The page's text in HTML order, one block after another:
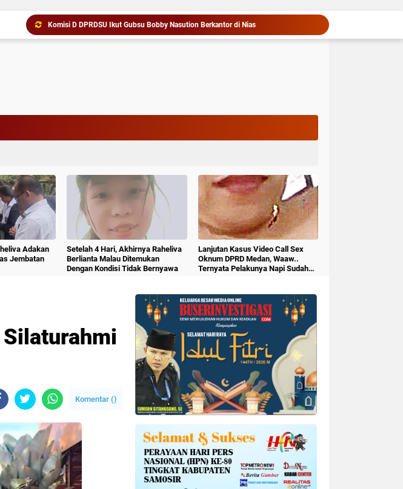
Komisi D DPRDSU Ikut Gubsu Bobby Nasution Berkantor di Nias
Wali Kota Medan Dikukuhkan Jadi Duta Penggerak Ayah Teladan, Rico Waas: Jabatan Tertinggi Pria Dalam Keluarga
Mulai 17 Agustus, Kementerian ATR/BPN Uji Coba Layanan Peralihan Hak 10 Hari di 15 Kantah
Adakan
Jembatan
Setelah 4 Hari, Akhirnya Raheliva
Berlianta Malau Ditemukan
Dengan Kondisi Tidak Bernyawa
Lanjutan Kasus Video Call Sex
Oknum DPRD Medan, Waaw..
Ternyata Pelakunya Napi Sudah
Komentar ()